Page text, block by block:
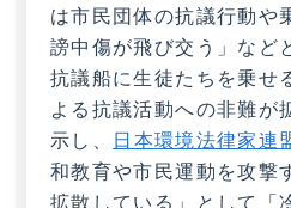
は市民団体の抗議行動や
謗中傷が飛び交う」など
抗議船に生徒たちを乗せ
よる抗議活動への非難が
示し、 日本環境法律家連
和教育や市民運動を攻撃
拡散している」として「